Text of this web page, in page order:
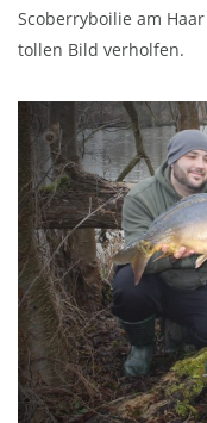
Scoberryboilie am
tollen Bild verholfen.